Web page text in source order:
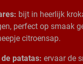
bijt in heerlijk
perfect op smaak
citroensap.
patatas: ervaar de